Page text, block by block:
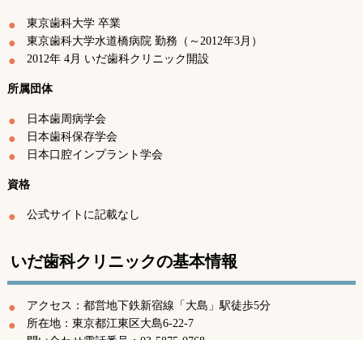
東京歯科大学 卒業
東京歯科大学水道橋病院 勤務（～2012年3月）
2012年 4月 いだ歯科クリニック開設
所属団体
日本歯周病学会
日本歯科保存学会
日本口腔インプラント学会
資格
公式サイトに記載なし
いだ歯科クリニックの基本情報
アクセス：都営地下鉄新宿線「大島」駅徒歩5分
所在地：東京都江東区大島6-22-7